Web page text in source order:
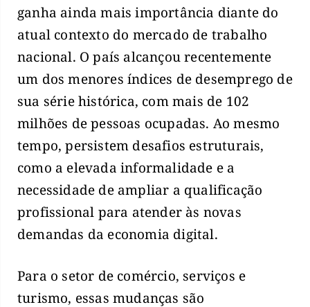
ganha ainda mais importância diante do
atual contexto do mercado de trabalho
nacional. O país alcançou recentemente
um dos menores índices de desemprego de
sua série histórica, com mais de 102
milhões de pessoas ocupadas. Ao mesmo
tempo, persistem desafios estruturais,
como a elevada informalidade e a
necessidade de ampliar a qualificação
profissional para atender às novas
demandas da economia digital.
Para o setor de comércio, serviços e
turismo, essas mudanças são